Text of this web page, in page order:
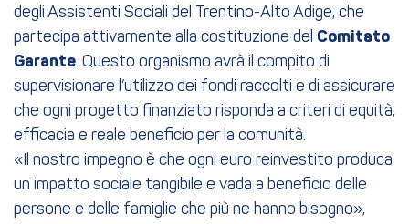
degli Assistenti Sociali del Trentino-Alto Adige, che
partecipa attivamente alla costituzione del Comitato
Garante. Questo organismo avrà il compito di
supervisionare l’utilizzo dei fondi raccolti e di assicurare
che ogni progetto finanziato risponda a criteri di equità,
efficacia e reale beneficio per la comunità.
«Il nostro impegno è che ogni euro reinvestito produca
un impatto sociale tangibile e vada a beneficio delle
persone e delle famiglie che più ne hanno bisogno»,